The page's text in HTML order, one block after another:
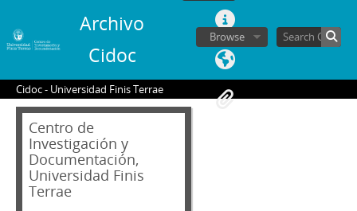
Archivo
Cidoc
Browse
Cidoc - Universidad Finis Terrae
Centro de
Investigación y
Documentación,
Universidad Finis
Terrae
14 - Harberger, Arnold
15 - Sesión de conversación sin invitado
17 - Bardón, Alvaro
18 - Léniz, Fernando
20 - De Castro, Sergio
21 - Carvajal, Patricio
22 - Méndez, Juan Carlos